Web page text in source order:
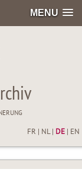
MENU
FR NL| DE| EN